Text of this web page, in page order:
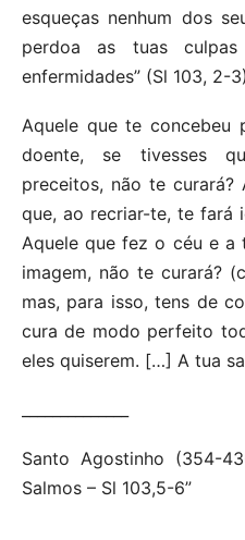
esqueças nenhum dos
perdoa as tuas
enfermidades” (Sl 103, 2-
Aquele que te concebeu
doente, se tivesses
preceitos, não te
que, ao recriar-te, te fará
Aquele que fez o céu e a
imagem, não te curará?
mas, para isso, tens de
cura de modo perfeito
eles quiserem. […] A tua
Santo Agostinho (354-
Salmos – Sl 103,5-6”